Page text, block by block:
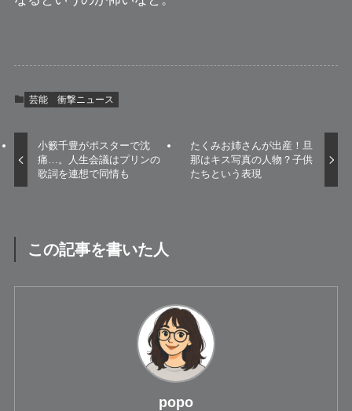
芸能 衝撃ニュース
小籔千豊がポスターで沈
痛…。人生会議はプリンの
歌詞を連想で同情も
たくみお姉さんが出産！旦
那はキス写真の人物？子供
たちという表現
この記事を書いた人
popo